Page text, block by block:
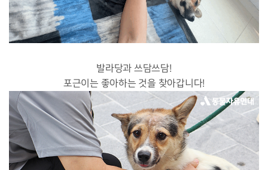
발라당과 쓰담쓰담!
포근이는 좋아하는 것을 찾아갑니다!